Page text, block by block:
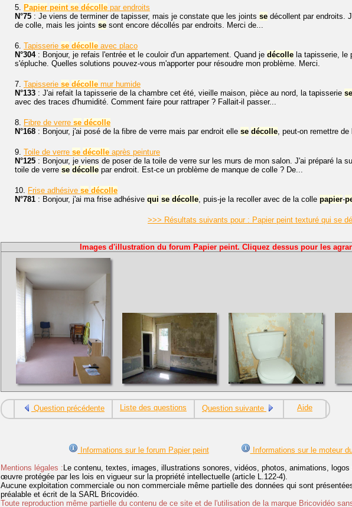
5. Papier peint se décolle par endroits
N°75 : Je viens de terminer de tapisser, mais je constate que les joints se décollent par endroits.
de colle, mais les joints se sont encore décollés par endroits. Merci de...
6. Tapisserie se décolle avec placo
N°304: Bonjour, je refais l'entrée et le couloir d'un appartement. Quand je décolle la tapisserie, le
s'épluche. Quelles solutions pouvez-vous m'apporter pour résoudre mon problème. Merci.
7. Tapisserie se décolle mur humide
N°133 : J'ai refait la tapisserie de la chambre cet été, vieille maison, pièce au nord, la tapisserie se
avec des traces d'humidité. Comment faire pour rattraper ? Fallait-il passer...
8. Fibre de verre se décolle
N°168 : Bonjour, j'ai posé de la fibre de verre mais par endroit elle se décolle, peut-on remettre
9. Toile de verre se décolle après peinture
N°125 : Bonjour, je viens de poser de la toile de verre sur les murs de mon salon. J'ai préparé la
toile de verre se décolle par endroit. Est-ce un problème de manque de colle ? De...
10. Frise adhésive se décolle
N°781 : Bonjour, j'ai ma frise adhésive qui se décolle, puis-je la recoller avec de la colle papier-
>>> Résultats suivants pour : Papier peint texturé qui se
Images d'illustration du forum Papier peint. Cliquez dessus pour les
Question précédente Liste des questions Question suivante Aide
Informations sur le forum Papier peint Informations sur le moteur
Mentions légales : Le contenu, textes, images, illustrations sonores, vidéos, photos, animations,
œuvre protégée par les lois en vigueur sur la propriété intellectuelle (article L.122-4).
Aucune exploitation commerciale ou non commerciale même partielle des données qui sont
préalable et écrit de la SARL Bricovidéo.
Toute reproduction même partielle du contenu de ce site et de l'utilisation de la marque Bricovidéo